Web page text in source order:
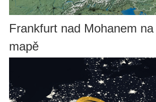
Frankfurt nad Mohanem
mapě